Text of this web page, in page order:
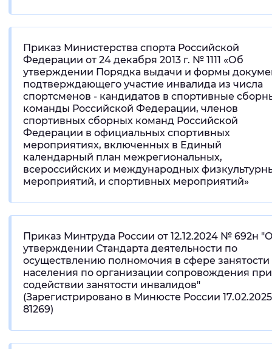
Приказ Министерства спорта Российской
Федерации от 24 декабря 2013 г. № 1111 «Об
утверждении Порядка выдачи и формы
подтверждающего участие инвалида из числа
спортсменов - кандидатов в спортивные
команды Российской Федерации, членов
спортивных сборных команд Российской
Федерации в официальных спортивных
мероприятиях, включенных в Единый
календарный план межрегиональных,
всероссийских и международных
мероприятий, и спортивных мероприятий»
Приказ Минтруда России от 12.12.2024 № 692н
утверждении Стандарта деятельности по
осуществлению полномочия в сфере занятости
населения по организации сопровождения при
содействии занятости инвалидов"
(Зарегистрировано в Минюсте России
81269)